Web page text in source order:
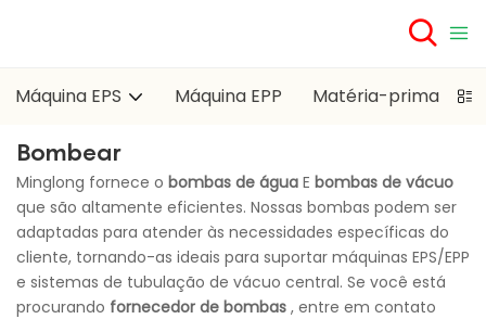
Máquina EPS Máquina EPP Matéria-prima EPS
Bombear
Minglong fornece o bombas de água E bombas de vácuo
que são altamente eficientes. Nossas bombas podem ser
adaptadas para atender às necessidades específicas do
cliente, tornando-as ideais para suportar máquinas EPS/EPP
e sistemas de tubulação de vácuo central. Se você está
procurando fornecedor de bombas , entre em contato